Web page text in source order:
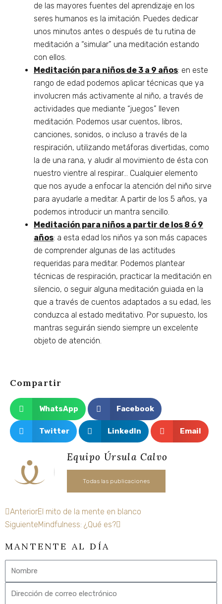
de las mayores fuentes del aprendizaje en los
seres humanos es la imitación. Puedes dedicar
unos minutos antes o después de tu rutina de
meditación a “simular” una meditación estando
con ellos.
Meditación para niños de 3 a 9 años: en este
rango de edad podemos aplicar técnicas que ya
involucren más activamente al niño, a través de
actividades que mediante “juegos” lleven
meditación. Podemos usar cuentos, libros,
canciones, sonidos, o incluso a través de la
respiración, utilizando metáforas divertidas, como
la de una rana, y aludir al movimiento de ésta con
nuestro vientre al respirar… Cualquier elemento
que nos ayude a enfocar la atención del niño sirve
para ayudarle a meditar. A partir de los 5 años, ya
podemos introducir un mantra sencillo.
Meditación para niños a partir de los 8 ó 9
años: a esta edad los niños ya son más capaces
de comprender algunas de las actitudes
requeridas para meditar. Podemos plantear
técnicas de respiración, practicar la meditación en
silencio, o seguir alguna meditación guiada en la
que a través de cuentos adaptados a su edad, les
conduzca al estado meditativo. Por supuesto, los
mantras seguirán siendo siempre un excelente
objeto de atención.
Compartir
WhatsApp Facebook
Twitter LinkedIn Email
Equipo Úrsula Calvo
Todas las publicaciones
Ant
AnteriorEl mito de la mente en blanco
SiguienteMindfulness: ¿Qué es?
Siguiente
MANTENTE AL DÍA